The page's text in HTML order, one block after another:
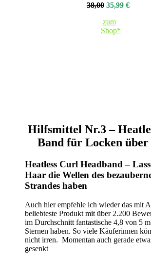
38,00 35,99 €
zum
Shop*
Hilfsmittel Nr.3 –
Band für Locken über
Heatless Curl Headband –
Haar die Wellen des
Strandes haben
Auch hier empfehle ich wieder das mit
beliebteste Produkt mit über 2.200
im Durchschnitt fantastische 4,8 von 5
Sternen haben. So viele Käuferinnen
nicht irren. Momentan auch gerade
gesenkt